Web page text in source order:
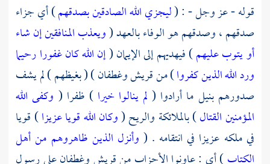
قوله - عز وجل - : (ليجزي الله الصادقين بصدقهم) أي جزاء
صدقهم ، وصدقهم هو الوفاء بالعهد (ويعذب المنافقين إن شاء
أو يتوب عليهم) فيهديهم إلى الإيمان (إن الله كان غفورا رحيما
ورد الله الذين كفروا) منقريشوغطفان) ( بغيظهم ) لم يشف
صدورهم بنيل ما أرادوا ( لم ينالوا خيرا) ظفرا ( وكفى الله
المؤمنين القتال) بالملائكة والريح (وكان الله قويا عزيزا) قويا
في ملكه عزيزا في انتقامه . ( وأنزل الذين ظاهروهم من أهل